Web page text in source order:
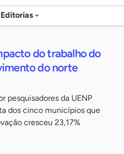
Agência
Sebrae
Notícias
Editorias
chave
do trabalho do
do norte
pesquisadores da UENP
dos cinco municípios que
cresceu 23,17%